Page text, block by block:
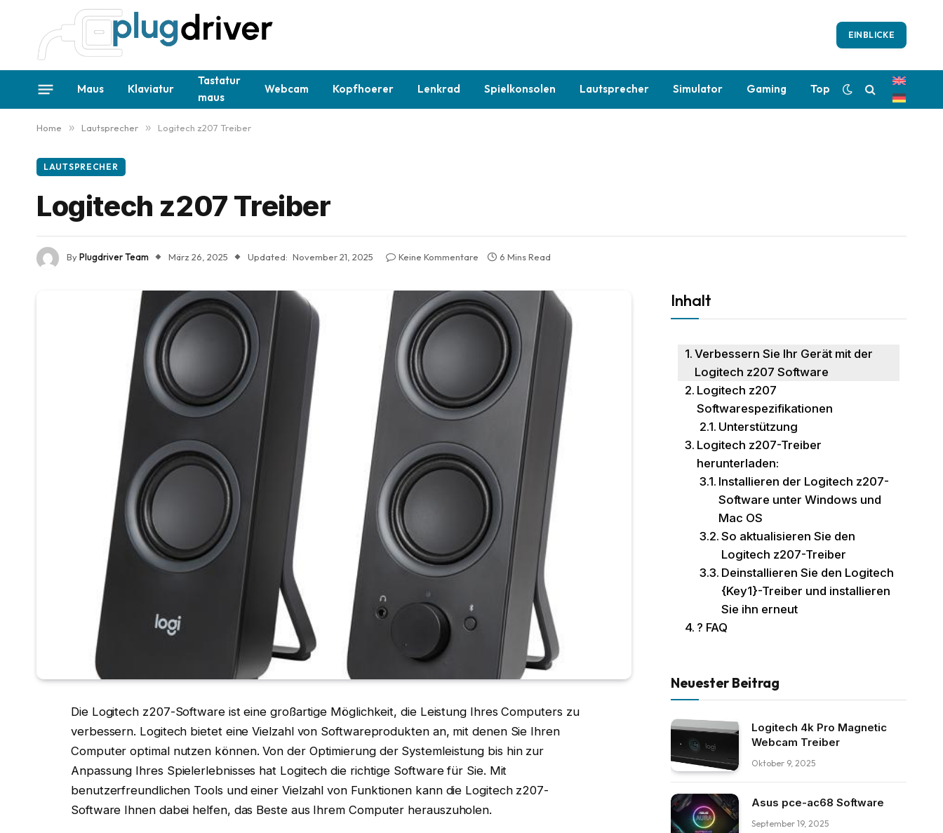
EINBLICKE
Maus Klaviatur
Tastatur
maus
Webcam Kopfhoerer Lenkrad Spielkonsolen Lautsprecher Simulator Gaming Top
Home » Lautsprecher » Logitech z207 Treiber
LAUTSPRECHER
Logitech z207 Treiber
ByPlugdriver Team März 26, 2025 Updated: November 21, 2025 Keine Kommentare 6 Mins Read
Die Logitech z207-Software ist eine großartige Möglichkeit, die Leistung Ihres Computers zu
verbessern. Logitech bietet eine Vielzahl von Softwareprodukten an, mit denen Sie Ihren
Computer optimal nutzen können. Von der Optimierung der Systemleistung bis hin zur
Anpassung Ihres Spielerlebnisses hat Logitech die richtige Software für Sie. Mit
benutzerfreundlichen Tools und einer Vielzahl von Funktionen kann die Logitech z207-
Software Ihnen dabei helfen, das Beste aus Ihrem Computer herauszuholen.
Inhalt
Verbessern Sie Ihr Gerät mit der
Logitech z207 Software
Logitech z207
Softwarespezifikationen
Unterstützung
Logitech z207-Treiber
herunterladen:
Installieren der Logitech z207-
Software unter Windows und
Mac OS
So aktualisieren Sie den
Logitech z207-Treiber
Deinstallieren Sie den Logitech
{Key1}-Treiber und installieren
Sie ihn erneut
? FAQ
Neuester Beitrag
Logitech 4k Pro Magnetic
Webcam Treiber
Oktober 9, 2025
Asus pce-ac68 Software
September 19, 2025